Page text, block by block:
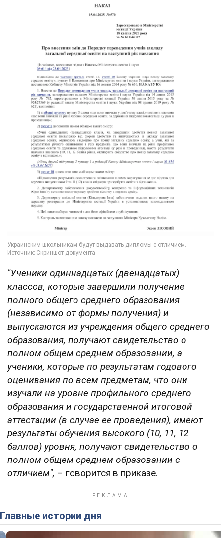
"Ученики одиннадцатых (двенадцатых)
классов, которые завершили получение
полного общего среднего образования
(независимо от формы получения) и
выпускаются из учреждения общего среднего
образования, получают свидетельство о
полном общем среднем образовании, а
ученики, которые по результатам годового
оценивания по всем предметам, что они
изучали на уровне профильного среднего
образования и государственной итоговой
аттестации (в случае ее проведения), имеют
результаты обучения высокого (10, 11, 12
баллов) уровня, получают свидетельство о
полном общем среднем образовании с
отличием", – говорится в приказе.
Главные истории дня